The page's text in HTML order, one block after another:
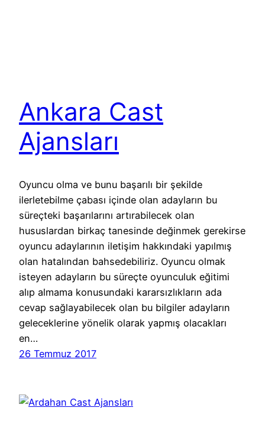
Ankara Cast
Ajansları
Oyuncu olma ve bunu başarılı bir şekilde
ilerletebilme çabası içinde olan adayların bu
süreçteki başarılarını artırabilecek olan
hususlardan birkaç tanesinde değinmek gerekirse
oyuncu adaylarının iletişim hakkındaki yapılmış
olan hatalından bahsedebiliriz. Oyuncu olmak
isteyen adayların bu süreçte oyunculuk eğitimi
alıp almama konusundaki kararsızlıkların ada
cevap sağlayabilecek olan bu bilgiler adayların
geleceklerine yönelik olarak yapmış olacakları
en…
26 Temmuz 2017